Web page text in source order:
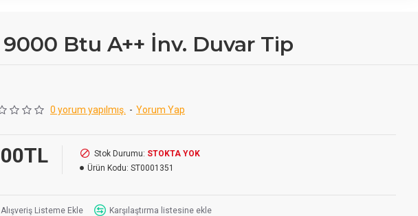
Btu A++ İnv. Duvar Tip
0 yorum yapılmış. - Yorum Yap
Stok Durumu: STOKTA YOK
Ürün Kodu: ST0001351
Alışveriş Listeme Ekle Karşılaştırma listesine ekle